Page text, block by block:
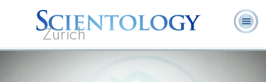
Zürich
Volontari